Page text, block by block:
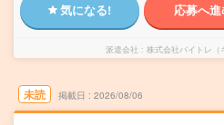
気になる! 応募へ
派遣会社 株式会社バイトレ（
未読 掲載日 2026/08/06